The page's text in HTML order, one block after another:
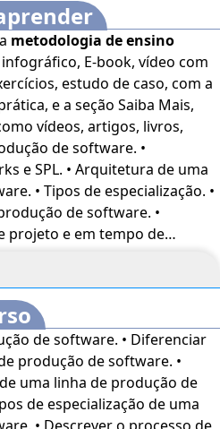
metodologia de ensino
E-book, vídeo com
estudo de caso, com a
e a seção Saiba Mais,
vídeos, artigos, livros,
e SPL. • Arquitetura de uma
• Tipos de especialização. •
de software. •
projeto e em tempo de
de software. • Diferenciar
produção de software. •
uma linha de produção de
de especialização de uma